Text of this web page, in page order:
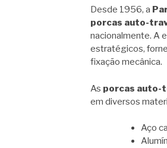
Desde 1956, a
porcas auto-
nacionalmente. A
estratégicos,
fixação mecânica.
As porcas auto-
em diversos
Aço